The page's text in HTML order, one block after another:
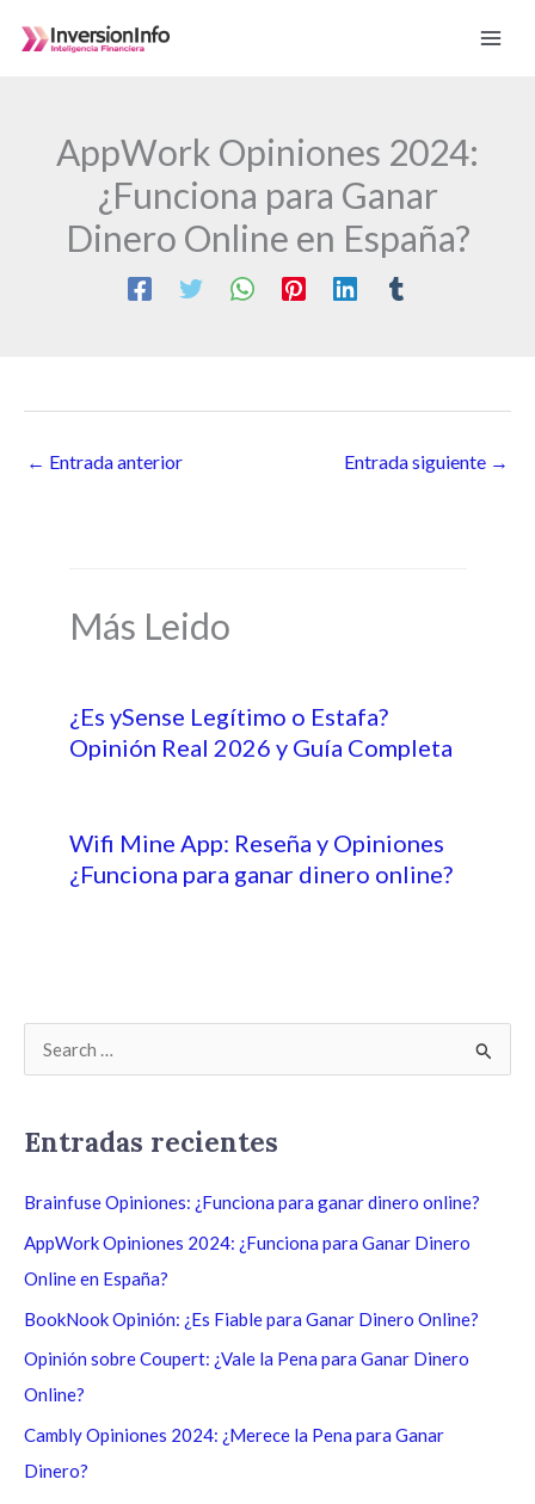
AppWork Opiniones 2024:
¿Funciona para Ganar
Dinero Online en España?
← Entrada anterior Entrada siguiente →
Más Leido
¿Es ySense Legítimo o Estafa?
Opinión Real 2026 y Guía Completa
Wifi Mine App: Reseña y Opiniones
¿Funciona para ganar dinero online?
a
r
p
Entradas recientes
Brainfuse Opiniones: ¿Funciona para ganar dinero online?
AppWork Opiniones 2024: ¿Funciona para Ganar Dinero
Online en España?
BookNook Opinión: ¿Es Fiable para Ganar Dinero Online?
Opinión sobre Coupert: ¿Vale la Pena para Ganar Dinero
Online?
Cambly Opiniones 2024: ¿Merece la Pena para Ganar
Dinero?